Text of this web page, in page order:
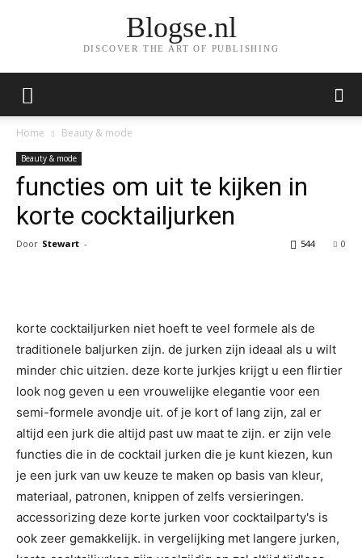
Blogse.nl
DISCOVER THE ART OF PUBLISHING
Home Beauty & mode
Beauty & mode
functies om uit te kijken in
korte cocktailjurken
Door Stewart - 0
544
korte cocktailjurken niet hoeft te veel formele als de
traditionele baljurken zijn. de jurken zijn ideaal als u wilt
minder chic uitzien. deze korte jurkjes krijgt u een flirtier
look nog geven u een vrouwelijke elegantie voor een
semi-formele avondje uit. of je kort of lang zijn, zal er
altijd een jurk die altijd past uw maat te zijn. er zijn vele
functies die in de cocktail jurken die je kunt kiezen, kun
je een jurk van uw keuze te maken op basis van kleur,
materiaal, patronen, knippen of zelfs versieringen.
accessorizing deze korte jurken voor cocktailparty's is
ook zeer gemakkelijk. in vergelijking met langere jurken,